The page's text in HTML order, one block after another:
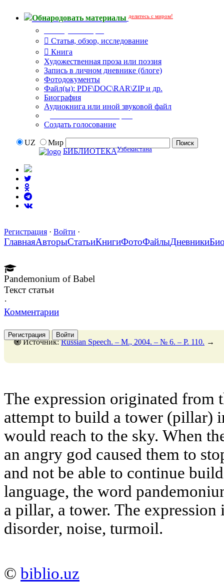
Обнародовать материалы делитесь с миром!
Статья, обзор, исследование
Книга
Художественная проза или поэзия
Запись в личном дневнике (блоге)
Фотодокументы
Файл(ы): PDF\DOC\RAR\ZIP и др.
Биография
Аудиокнига или иной звуковой файл
Создать голосование
UZ
Мир
БИБЛИОТЕКАУзбекистана
Регистрация · Войти ·
ГлавнаяАвторыСтатьиКнигиФотоФайлыДневники
Pandemonium of Babel
Текст статьи
·
Комментарии
Регистрация Войти
Источник:Russian Speech. – M., 2004. – № 6. – P. 110. →
The expression originated from
attempt to build a tower (pillar)
would reach to the sky. When
an angry god caused them to
and not be able to continue
language, the word
a pillar, a tower. The expression
disorder, noise, turmoil.
© biblio.uz